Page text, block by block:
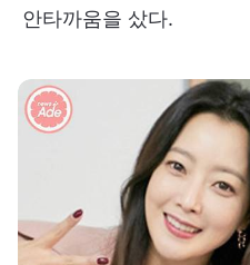
안타까움을 샀다.